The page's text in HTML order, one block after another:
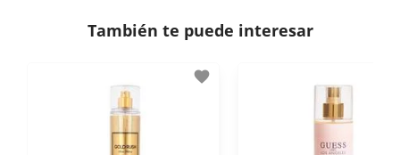
- Certificados de seguridad SSL y Encriptación 3D.
disposiciones legales y Códigos de Ética de la
Asociación Mexicana de Internet (AIMX).
- Nos encontramos en la lista de socios Activos de
la Asociación de Internet.MX.
También te puede interesar
favorite